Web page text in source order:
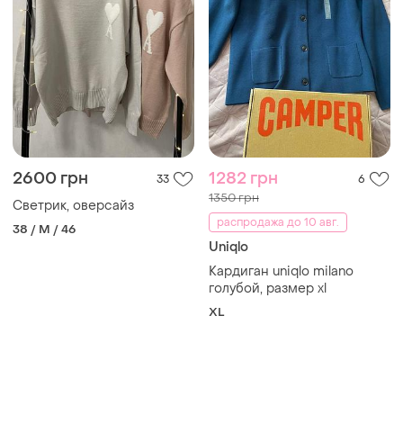
2600 грн 33
Светрик, оверсайз
38 / M / 46
1282 грн 6
1350 грн
распродажа до 10 авг.
Uniqlo
Кардиган uniqlo milano
голубой, размер xl
XL